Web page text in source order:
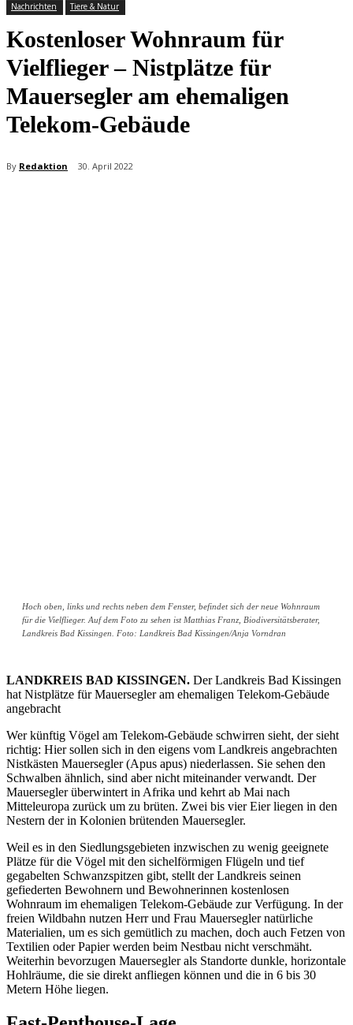
Nachrichten Tiere & Natur
Kostenloser Wohnraum für
Vielflieger – Nistplätze für
Mauersegler am ehemaligen
Telekom-Gebäude
By Redaktion 30. April 2022
Hoch oben, links und rechts neben dem Fenster, befindet sich der neue Wohnraum
für die Vielflieger. Auf dem Foto zu sehen ist Matthias Franz, Biodiversitätsberater,
Landkreis Bad Kissingen. Foto: Landkreis Bad Kissingen/Anja Vorndran
LANDKREIS BAD KISSINGEN. Der Landkreis Bad Kissingen
hat Nistplätze für Mauersegler am ehemaligen Telekom-Gebäude
angebracht
Wer künftig Vögel am Telekom-Gebäude schwirren sieht, der sieht
richtig: Hier sollen sich in den eigens vom Landkreis angebrachten
Nistkästen Mauersegler (Apus apus) niederlassen. Sie sehen den
Schwalben ähnlich, sind aber nicht miteinander verwandt. Der
Mauersegler überwintert in Afrika und kehrt ab Mai nach
Mitteleuropa zurück um zu brüten. Zwei bis vier Eier liegen in den
Nestern der in Kolonien brütenden Mauersegler.
Weil es in den Siedlungsgebieten inzwischen zu wenig geeignete
Plätze für die Vögel mit den sichelförmigen Flügeln und tief
gegabelten Schwanzspitzen gibt, stellt der Landkreis seinen
gefiederten Bewohnern und Bewohnerinnen kostenlosen
Wohnraum im ehemaligen Telekom-Gebäude zur Verfügung. In der
freien Wildbahn nutzen Herr und Frau Mauersegler natürliche
Materialien, um es sich gemütlich zu machen, doch auch Fetzen von
Textilien oder Papier werden beim Nestbau nicht verschmäht.
Weiterhin bevorzugen Mauersegler als Standorte dunkle, horizontale
Hohlräume, die sie direkt anfliegen können und die in 6 bis 30
Metern Höhe liegen.